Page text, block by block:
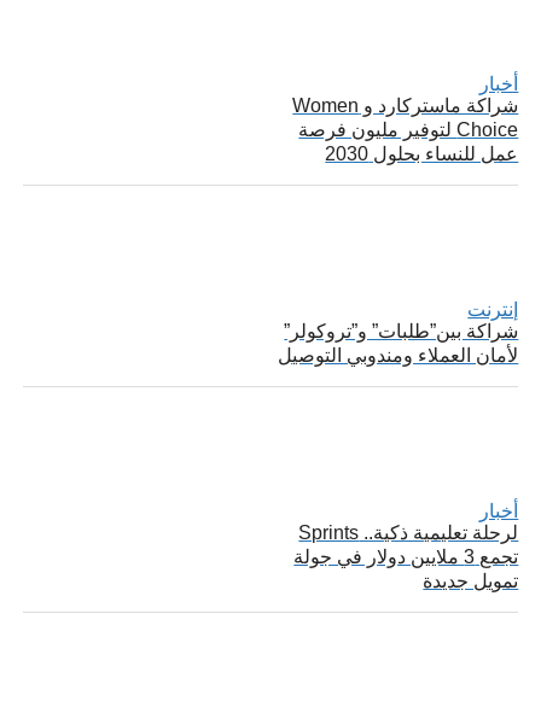
أخبار
شراكة ماستركارد و Women
Choice لتوفير مليون فرصة
عمل للنساء بحلول 2030
إنترنت
شراكة بين”طلبات” و”تروكولر”
لأمان العملاء ومندوبي التوصيل
أخبار
لرحلة تعليمية ذكية.. Sprints
تجمع 3 ملايين دولار في جولة
تمويل جديدة